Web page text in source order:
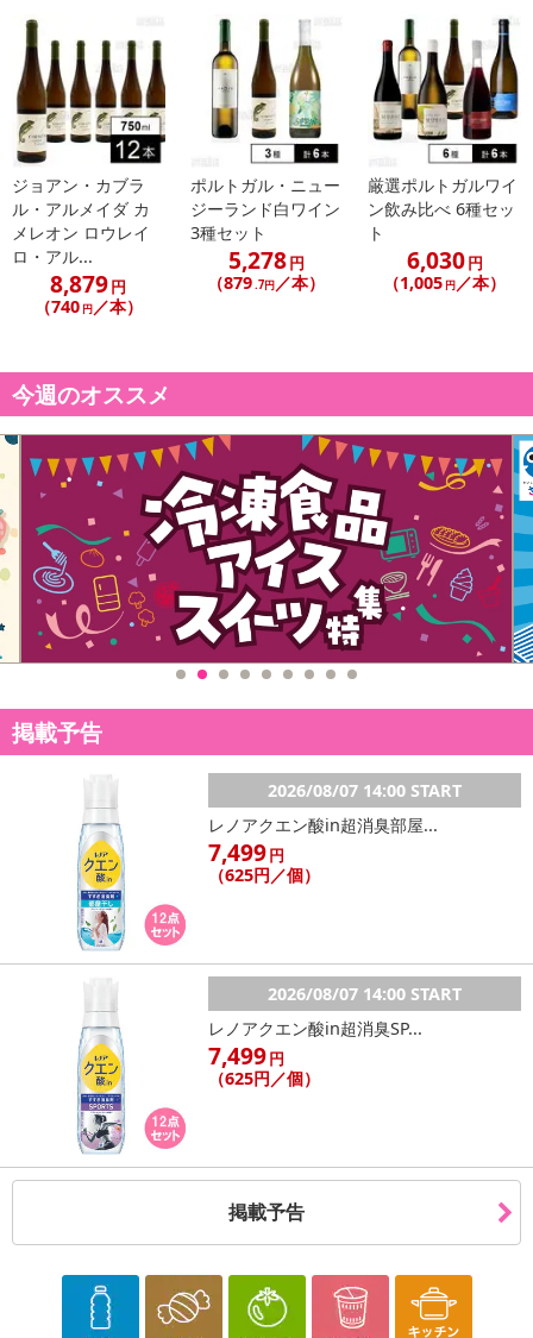
休業日
■ その他共通および商品カテゴリー別注意事項（※必ずご確認くだ
さい）
ジョアン・カブラ
ル・アルメイダ カ
メレオン ロウレイ
ロ・アル...
8,879円
（740 円／本）
ポルトガル・ニュー
ジーランド白ワイン
3種セット
5,278円
（879.7円／本）
厳選ポルトガルワイ
ン飲み比べ 6種セッ
ト
6,030円
（1,005 円／本）
今週のオススメ
掲載予告
2026/08/07 14:00 START
レノアクエン酸in超消臭部屋...
7,499円
（625円／個）
2026/08/07 14:00 START
レノアクエン酸in超消臭SP...
7,499円
（625円／個）
掲載予告